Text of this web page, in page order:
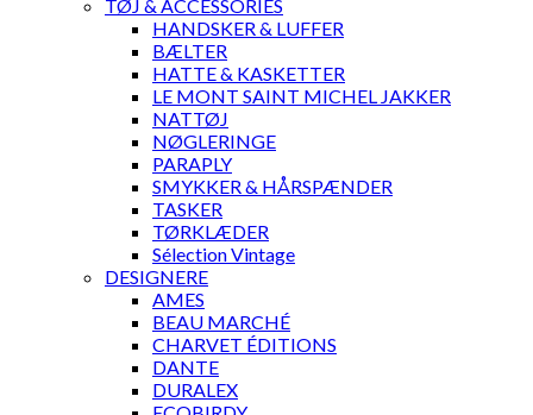
TØJ & ACCESSORIES
HANDSKER & LUFFER
BÆLTER
HATTE & KASKETTER
LE MONT SAINT MICHEL JAKKER
NATTØJ
NØGLERINGE
PARAPLY
SMYKKER & HÅRSPÆNDER
TASKER
TØRKLÆDER
Sélection Vintage
DESIGNERE
AMES
BEAU MARCHÉ
CHARVET ÉDITIONS
DANTE
DURALEX